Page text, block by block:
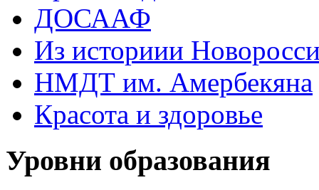
ДОСААФ
Из историии
НМДТ им. Амербекяна
Красота и здоровье
Уровни образования